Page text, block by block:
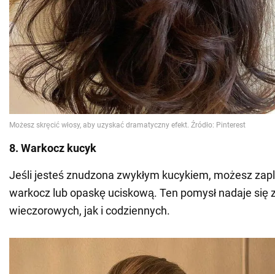
8. Warkocz kucyk
Jeśli jesteś znudzona zwykłym kucykiem, możesz
warkocz lub opaskę uciskową. Ten pomysł nadaje się
wieczorowych, jak i codziennych.